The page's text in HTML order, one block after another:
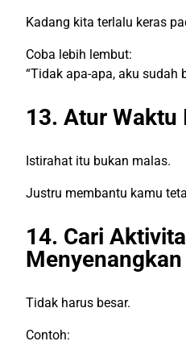
Kadang kita terlalu keras
Coba lebih lembut:
“Tidak apa-apa, aku sudah
13. Atur Waktu
Istirahat itu bukan malas.
Justru membantu kamu
14. Cari
Menyenangkan
Tidak harus besar.
Contoh: